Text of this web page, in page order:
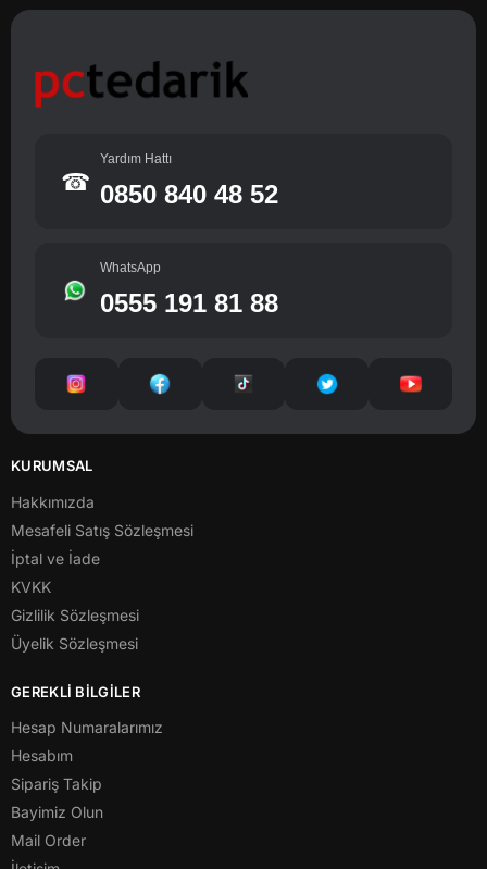
☎
Yardım Hattı
0850 840 48 52
WhatsApp
0555 191 81 88
KURUMSAL
Hakkımızda
Mesafeli Satış Sözleşmesi
İptal ve İade
KVKK
Gizlilik Sözleşmesi
Üyelik Sözleşmesi
GEREKLİ BİLGİLER
Hesap Numaralarımız
Hesabım
Sipariş Takip
Bayimiz Olun
Mail Order